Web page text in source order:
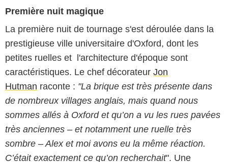
Première nuit magique
La première nuit de tournage s'est déroulée dans la
prestigieuse ville universitaire d'Oxford, dont les
petites ruelles et l'architecture d'époque sont
caractéristiques. Le chef décorateur Jon
Hutman raconte : "La brique est très présente dans
de nombreux villages anglais, mais quand nous
sommes allés à Oxford et qu’on a vu les rues pavées
très anciennes – et notamment une ruelle très
sombre – Alex et moi avons eu la même réaction.
C’était exactement ce qu’on recherchait". Une